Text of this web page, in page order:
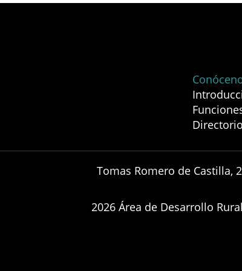
Directorio
Tomas Romero de Castilla,
2026 Área de Desarrollo